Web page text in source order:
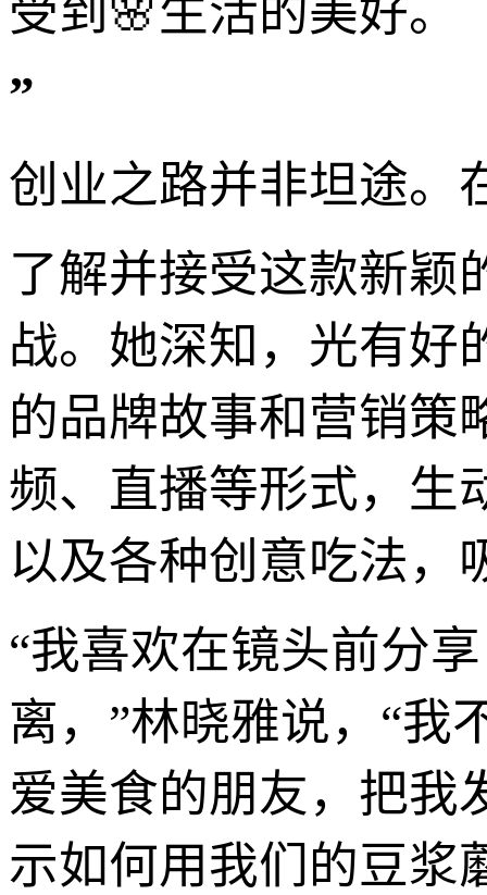
受到🌸生活的美好。
”
创业之路并非坦途。
了解并接受这款新颖
战。她深知，光有好
的品牌故事和营销策
频、直播等形式，生
以及各种创意吃法，
“我喜欢在镜头前分
离，”林晓雅说，“我
爱美食的朋友，把我
示如何用我们的豆浆